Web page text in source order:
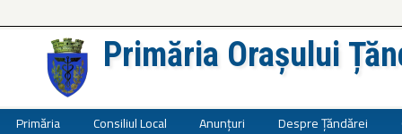
Primăria Orașului
Primăria Consiliul Local Anunțuri Despre Țăndărei